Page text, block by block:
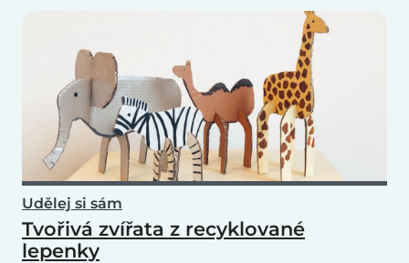
Udělej si sám
Tvořivá zvířata z recyklované
lepenky